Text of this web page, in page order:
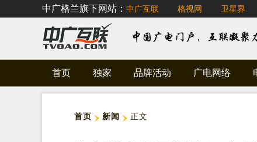
中广格兰旗下网站： 中广互联 格视网 卫星界
首页 独家 品牌活动 广电网络
首页 新闻 正文